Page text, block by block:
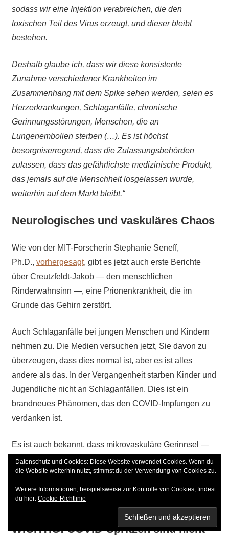
sodass wir eine Injektion verabreichen, die den
toxischen Teil des Virus erzeugt, und dieser bleibt
bestehen.
Deshalb glaube ich, dass wir diese konsistente
Zunahme verschiedener Krankheiten im
Zusammenhang mit dem Spike sehen werden, seien es
Herzerkrankungen, Schlaganfälle, chronische
Gerinnungsstörungen, Menschen, die an
Lungenembolien sterben (…). Es ist höchst
besorgniserregend, dass die Zulassungsbehörden
zulassen, dass das gefährlichste medizinische Produkt,
das jemals auf die Menschheit losgelassen wurde,
weiterhin auf dem Markt bleibt.“
Neurologisches und vaskuläres Chaos
Wie von der MIT-Forscherin Stephanie Seneff,
Ph.D., vorhergesagt, gibt es jetzt auch erste Berichte
über Creutzfeldt-Jakob — den menschlichen
Rinderwahnsinn —, eine Prionenkrankheit, die im
Grunde das Gehirn zerstört.
Auch Schlaganfälle bei jungen Menschen und Kindern
nehmen zu. Die Medien versuchen jetzt, Sie davon zu
überzeugen, dass dies normal ist, aber es ist alles
andere als das. In der Vergangenheit starben Kinder und
Jugendliche nicht an Schlaganfällen. Dies ist ein
brandneues Phänomen, das den COVID-Impfungen zu
verdanken ist.
Es ist auch bekannt, dass mikrovaskuläre Gerinnsel —
mikrovaskuläre Infarkte — langfristig zu einer früh
einsetzenden Demenz beitragen können. Das ist also
eine weitere potenzielle Gesundheitslawine, die sich
anbahnt.
WICHTIG: COVID-Spritzen sind nicht
Datenschutz und Cookies: Diese Website verwendet Cookies. Wenn du
die Website weiterhin nutzt, stimmst du der Verwendung von Cookies zu.
Weitere Informationen, beispielsweise zur Kontrolle von Cookies, findest
du hier: Cookie-Richtlinie